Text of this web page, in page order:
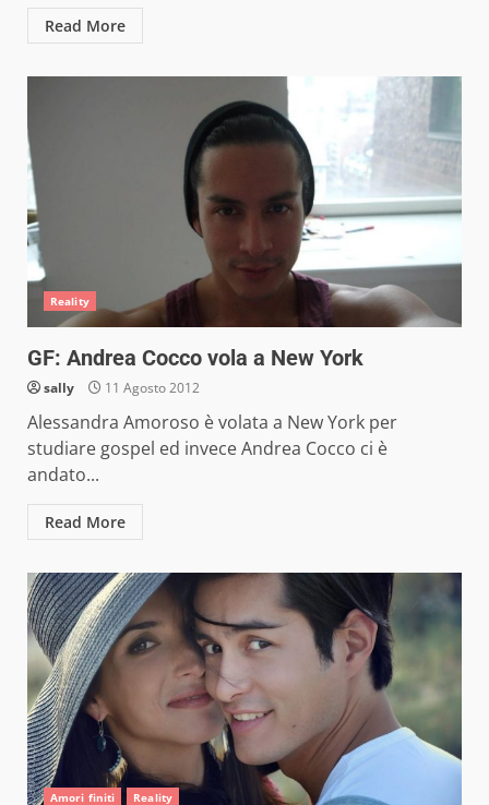
Read More
Reality
GF: Andrea Cocco vola a New York
sally 11 Agosto 2012
Alessandra Amoroso è volata a New York per
studiare gospel ed invece Andrea Cocco ci è
andato...
Read More
Amori finiti Reality